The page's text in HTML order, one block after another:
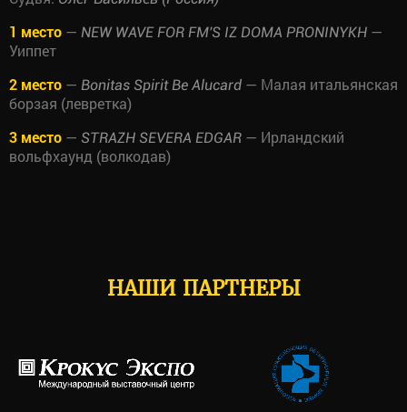
1 место — NEW WAVE FOR FM'S IZ DOMA PRONINYKH —
Уиппет
2 место — Bonitas Spirit Be Alucard — Малая итальянская
борзая (левретка)
3 место — STRAZH SEVERA EDGAR — Ирландский
вольфхаунд (волкодав)
НАШИ ПАРТНЕРЫ